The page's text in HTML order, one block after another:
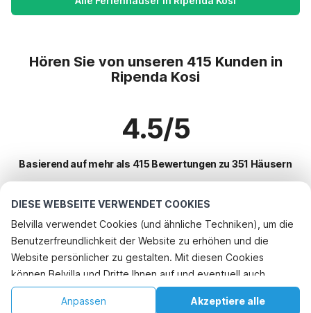
DIESE WEBSEITE VERWENDET COOKIES
Belvilla verwendet Cookies (und ähnliche Techniken), um die
Benutzerfreundlichkeit der Website zu erhöhen und die
Website persönlicher zu gestalten. Mit diesen Cookies
können Belvilla und Dritte Ihnen auf und eventuell auch
außerhalb unserer Website folgen, um Werbung Ihren
Interessen anzupassen und das Teilen von Informationen über
Akzeptiere alle
Anpassen
Hören Sie von unseren 415 Kunden in
Ripenda Kosi
4.5/5
Basierend auf mehr als 415 Bewertungen zu 351 Häusern
Beliebteste Reiseziele für Urlaub
Top-Städte mit Top-Annehmlichkeiten für den Urlaub
Ferienwohnungen maranovici
Ferienwohnungen pobrezje
Ferienwohnungen cibaca
Beliebte Ausstattungen für Urlaub in Ripenda-kosi
Ferienhaus mit BBQ
Beliebte Städte für den Urlaub in Zentralkroatien